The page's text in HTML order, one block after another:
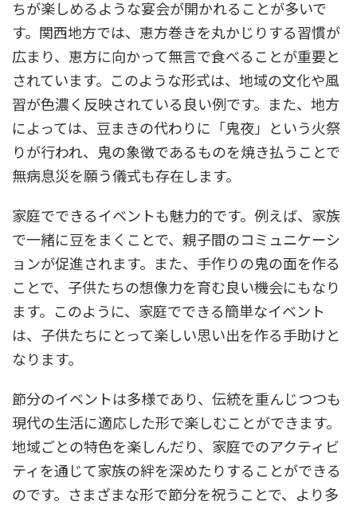
ちが楽しめるような宴会が開かれることが多いで
す。関西地方では、恵方巻きを丸かじりする習慣が
広まり、恵方に向かって無言で食べることが重要と
されています。このような形式は、地域の文化や風
習が色濃く反映されている良い例です。また、地方
によっては、豆まきの代わりに「鬼夜」という火祭
りが行われ、鬼の象徴であるものを焼き払うことで
無病息災を願う儀式も存在します。
家庭でできるイベントも魅力的です。例えば、家族
で一緒に豆をまくことで、親子間のコミュニケーシ
ョンが促進されます。また、手作りの鬼の面を作る
ことで、子供たちの想像力を育む良い機会にもなり
ます。このように、家庭でできる簡単なイベント
は、子供たちにとって楽しい思い出を作る手助けと
なります。
節分のイベントは多様であり、伝統を重んじつつも
現代の生活に適応した形で楽しむことができます。
地域ごとの特色を楽しんだり、家庭でのアクティビ
ティを通じて家族の絆を深めたりすることができる
のです。さまざまな形で節分を祝うことで、より多